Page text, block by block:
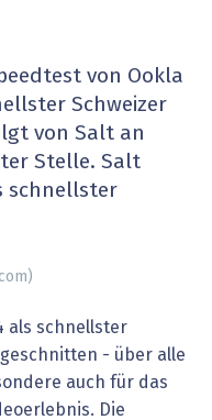
von Ookla
Schweizer
von Salt an
Stelle. Salt
schnellster
als schnellster
- über alle
auch für das
Die